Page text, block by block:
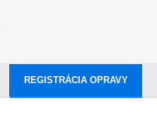
REGISTRÁCIA OPRAVY